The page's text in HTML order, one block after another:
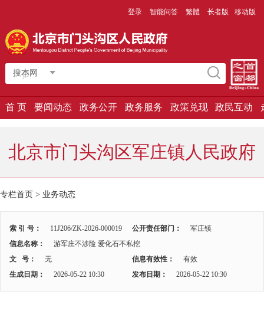
登录 智能问答 繁體 长者版 移动版
搜本网
首 页 要闻动态 政务公开 政务服务 政策兑现 政民互动
北京市门头沟区军庄镇人民政府
专栏首页 > 业务动态
索 引 号： 11J206/ZK-2026-000019 公开责任部门：
军庄镇
信息名称：
游军庄不涉险 爱化石不私挖
文 号：
无 信息有效性：
有效
生成日期：
2026-05-22 10:30 发布日期： 2026-05-22 10:30